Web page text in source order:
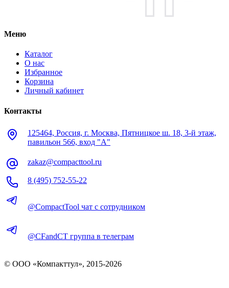
Меню
Каталог
О нас
Избранное
Корзина
Личный кабинет
Контакты
125464, Россия, г. Москва, Пятницкое ш. 18, 3-й этаж,
павильон 566, вход "А"
zakaz@compacttool.ru
8 (495) 752-55-22
@CompactTool чат с сотрудником
@CFandCT группа в телеграм
© OOO «Компакттул», 2015-2026